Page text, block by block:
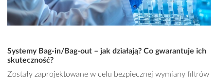
Systemy Bag-in/Bag-out – jak działają? Co gwarantuje ich
skuteczność?
Zostały zaprojektowane w celu bezpiecznej wymiany filtrów